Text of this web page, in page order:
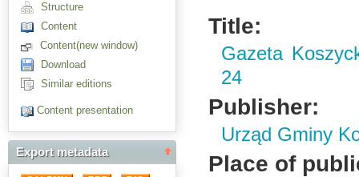
Structure
Content
Content(new window)
Download
Similar editions
Content presentation
Export metadata
Title:
Gazeta
24
Publisher:
Urząd Gminy
Place of